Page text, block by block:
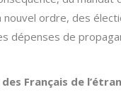
nouvel ordre, des
dépenses de
Français de